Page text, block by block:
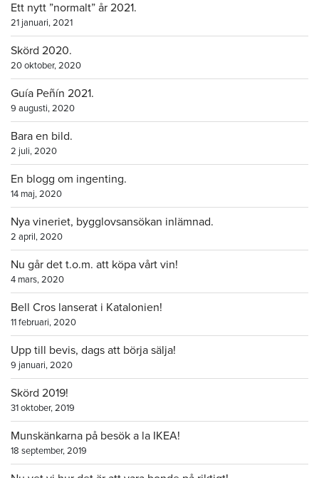
Ett nytt ”normalt” år 2021.
21 januari, 2021
Skörd 2020.
20 oktober, 2020
Guía Peñín 2021.
9 augusti, 2020
Bara en bild.
2 juli, 2020
En blogg om ingenting.
14 maj, 2020
Nya vineriet, bygglovsansökan inlämnad.
2 april, 2020
Nu går det t.o.m. att köpa vårt vin!
4 mars, 2020
Bell Cros lanserat i Katalonien!
11 februari, 2020
Upp till bevis, dags att börja sälja!
9 januari, 2020
Skörd 2019!
31 oktober, 2019
Munskänkarna på besök a la IKEA!
18 september, 2019